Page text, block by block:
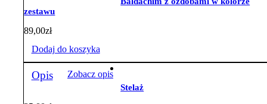
zestawu
89,00zł
Dodaj do koszyka
Opis Zobacz opis
Stelaż